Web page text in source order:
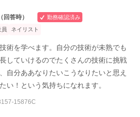
答時）
勤務確認済み
員 ネイリスト
術を学べます。自分の技術が未熟でも
していけるのでたくさんの技術に挑戦
自分ああなりたいこうなりたいと思え
い！という気持ちになれます。
15876C